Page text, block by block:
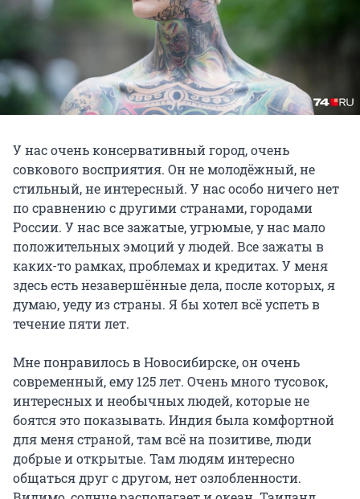
У нас очень консервативный город, очень
совкового восприятия. Он не молодёжный, не
стильный, не интересный. У нас особо ничего нет
по сравнению с другими странами, городами
России. У нас все зажатые, угрюмые, у нас мало
положительных эмоций у людей. Все зажаты в
каких-то рамках, проблемах и кредитах. У меня
здесь есть незавершённые дела, после которых, я
думаю, уеду из страны. Я бы хотел всё успеть в
течение пяти лет.
Мне понравилось в Новосибирске, он очень
современный, ему 125 лет. Очень много тусовок,
интересных и необычных людей, которые не
боятся это показывать. Индия была комфортной
для меня страной, там всё на позитиве, люди
добрые и открытые. Там людям интересно
общаться друг с другом, нет озлобленности.